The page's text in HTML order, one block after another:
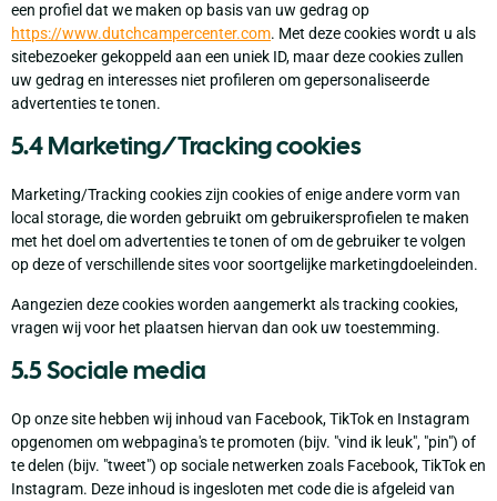
een profiel dat we maken op basis van uw gedrag op
https://www.dutchcampercenter.com. Met deze cookies wordt u als
sitebezoeker gekoppeld aan een uniek ID, maar deze cookies zullen
uw gedrag en interesses niet profileren om gepersonaliseerde
advertenties te tonen.
5.4 Marketing/Tracking cookies
Marketing/Tracking cookies zijn cookies of enige andere vorm van
local storage, die worden gebruikt om gebruikersprofielen te maken
met het doel om advertenties te tonen of om de gebruiker te volgen
op deze of verschillende sites voor soortgelijke marketingdoeleinden.
Aangezien deze cookies worden aangemerkt als tracking cookies,
vragen wij voor het plaatsen hiervan dan ook uw toestemming.
5.5 Sociale media
Op onze site hebben wij inhoud van Facebook, TikTok en Instagram
opgenomen om webpagina's te promoten (bijv. "vind ik leuk", "pin") of
te delen (bijv. "tweet") op sociale netwerken zoals Facebook, TikTok en
Instagram. Deze inhoud is ingesloten met code die is afgeleid van